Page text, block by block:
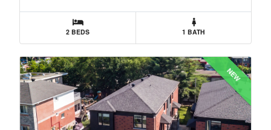
2 BEDS 1 BATH
NEW